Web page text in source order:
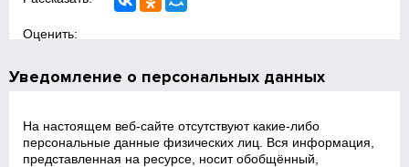
Оценить:
Уведомление о персональных данных
На настоящем веб‑сайте отсутствуют какие‑либо
персональные данные физических лиц. Вся информация,
представленная на ресурсе, носит обобщённый,